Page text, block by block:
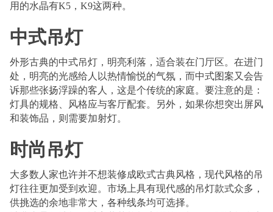
用的水晶有K5，K9这两种。
中式吊灯
外形古典的中式吊灯，明亮利落，适合装在门厅区。在进门
处，明亮的光感给人以热情愉悦的气氛，而中式图案又会告
诉那些张扬浮躁的客人，这是个传统的家庭。要注意的是：
灯具的规格、风格应与客厅配套。另外，如果你想突出屏风
和装饰品，则需要加射灯。
时尚吊灯
大多数人家也许并不想装修成欧式古典风格，现代风格的吊
灯往往更加受到欢迎。市场上具有现代感的吊灯款式众多，
供挑选的余地非常大，各种线条均可选择。